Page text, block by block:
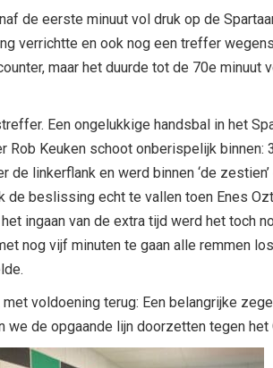
de eerste minuut vol druk op de
verrichtte en ook nog een treffer
maar het duurde tot de 70e minuut
Een ongelukkige handsbal in het
Keuken schoot onberispelijk
de linkerflank en werd binnen ‘de
beslissing echt te vallen toen Enes
ingaan van de extra tijd werd het toch
nog vijf minuten te gaan alle remmen
voldoening terug: Een belangrijke
we de opgaande lijn doorzetten tegen het